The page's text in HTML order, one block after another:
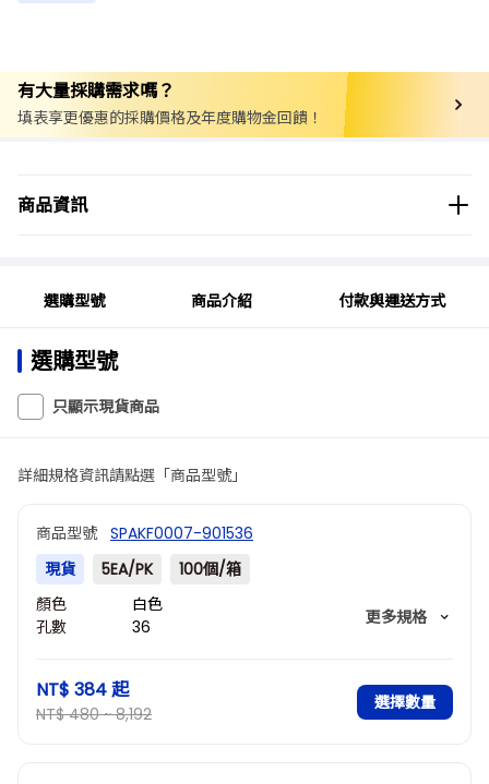
有大量採購需求嗎？
填表享更優惠的採購價格及年度購物金回饋！
商品資訊
商品分類
選購型號 商品介紹 付款與運送方式
選購型號
只顯示現貨商品
詳細規格資訊請點選「商品型號」
商品型號 SPAKF0007-901536
現貨
5EA/PK
100個/箱
顏色
白色
孔數
36
更多規格
NT$ 384起
NT$ 480 ~ 8,192
選擇數量